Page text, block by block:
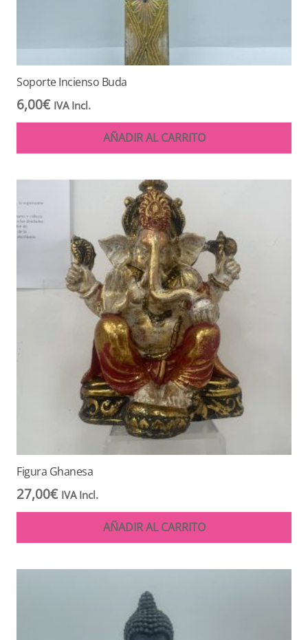
Soporte Incienso Buda
6,00€ IVA Incl.
AÑADIR AL CARRITO
Figura Ghanesa
27,00€ IVA Incl.
AÑADIR AL CARRITO